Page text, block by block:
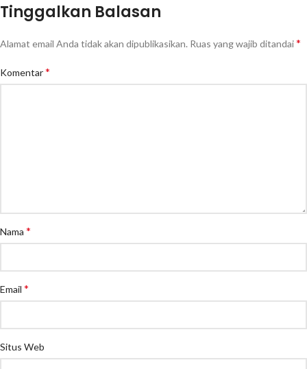
Tinggalkan Balasan
Alamat email Anda tidak akan dipublikasikan. Ruas yang wajib ditandai*
Komentar*
Nama *
Email *
Situs Web